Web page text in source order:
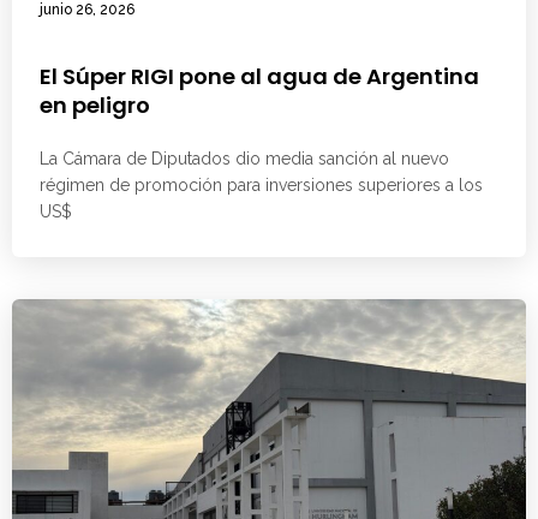
junio 26, 2026
El Súper RIGI pone al agua de Argentina
en peligro
La Cámara de Diputados dio media sanción al nuevo
régimen de promoción para inversiones superiores a los
US$